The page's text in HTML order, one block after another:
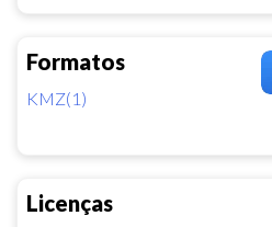
Formatos
KMZ(1)
Licenças